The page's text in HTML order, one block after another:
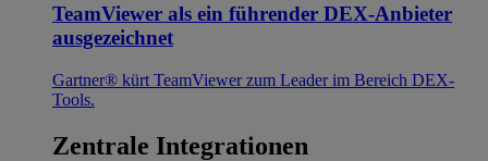
TeamViewer als ein führender DEX-Anbieter
ausgezeichnet
Gartner® kürt TeamViewer zum Leader im Bereich DEX-
Tools.
Zentrale Integrationen